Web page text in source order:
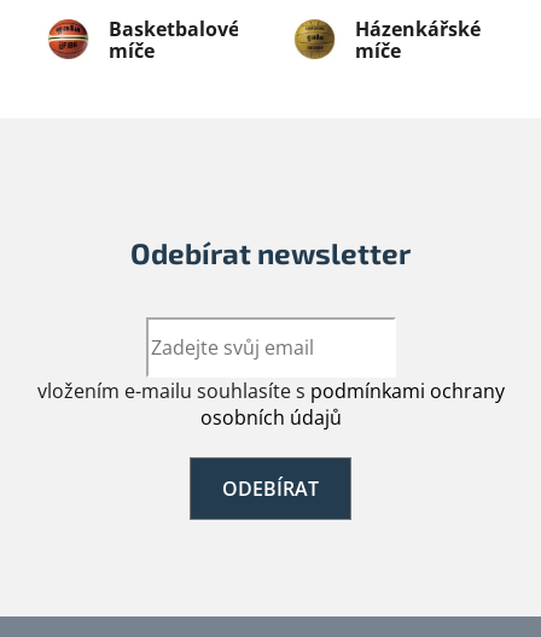
Basketbalové
míče
Házenkářské
míče
Odebírat newsletter
vložením e-mailu souhlasíte s podmínkami ochrany
osobních údajů
ODEBÍRAT